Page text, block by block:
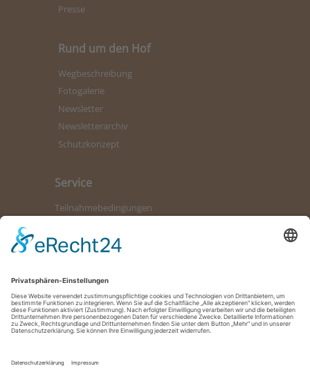
Presse
Rund um den Hof
Wegbeschreibung
Fotogalerie
Newsletter
Newsletterarchiv
Schutzkonzept
Service
Teilnahmebedingungen
Bürozeiten
Impressum
So erreichen Sie uns